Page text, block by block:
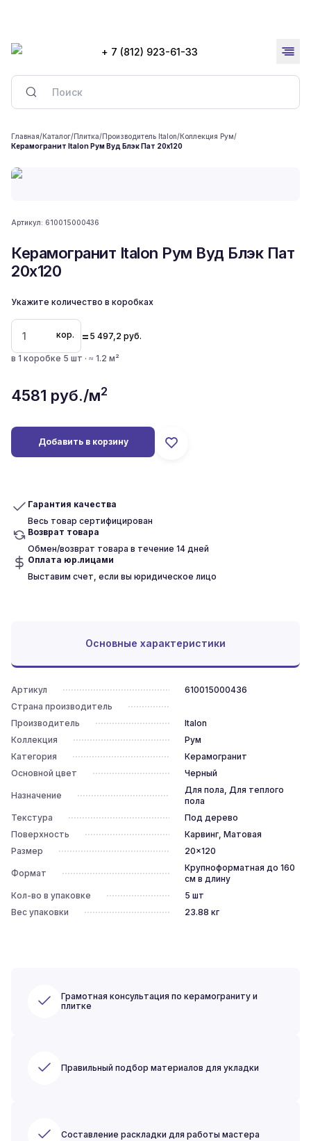
+ 7 (812) 923-61-33
Главная/Каталог/Плитка/Производитель Italon/Коллекция Рум/
Керамогранит Italon Рум Вуд Блэк Пат 20x120
Артикул: 610015000436
Керамогранит Italon Рум Вуд Блэк Пат
20x120
Укажите количество в коробках
кор. = 5 497,2 руб.
в 1 коробке 5 шт · ≈ 1.2 м²
4581 руб./м2
Добавить в корзину
Гарантия качества
Весь товар сертифицирован
Возврат товара
Обмен/возврат товара в течение 14 дней
Оплата юр.лицами
Выставим счет, если вы юридическое лицо
Основные характеристики
Артикул
610015000436
Страна производитель
Производитель
Italon
Коллекция
Рум
Категория
Керамогранит
Основной цвет
Черный
Назначение
Для пола, Для теплого
пола
Текстура
Под дерево
Поверхность
Карвинг, Матовая
Размер
20x120
Формат
Крупноформатная до 160
см в длину
Кол-во в упаковке
5 шт
Вес упаковки
23.88 кг
Грамотная консультация по керамограниту и
плитке
Правильный подбор материалов для укладки
Составление раскладки для работы мастера